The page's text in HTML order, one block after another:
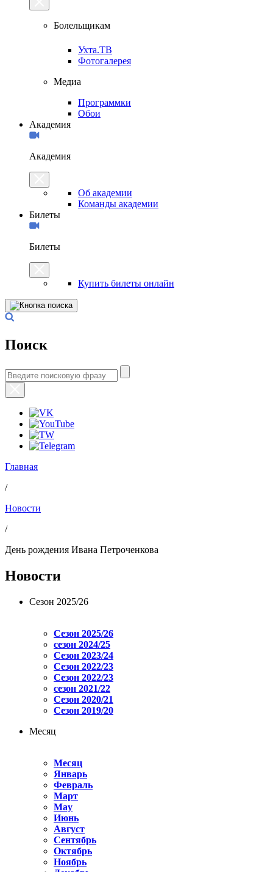
Болельщикам
Ухта.ТВ
Фотогалерея
Медиа
Программки
Обои
Академия
Академия
Об академии
Команды академии
Билеты
Билеты
Купить билеты онлайн
Поиск
Главная
/
Новости
/
День рождения Ивана Петроченкова
Новости
Сезон 2025/26
Сезон 2025/26
сезон 2024/25
Сезон 2023/24
Сезон 2022/23
Сезон 2022/23
сезон 2021/22
Сезон 2020/21
Сезон 2019/20
Месяц
Месяц
Январь
Февраль
Март
May
Июнь
Август
Сентябрь
Октябрь
Ноябрь